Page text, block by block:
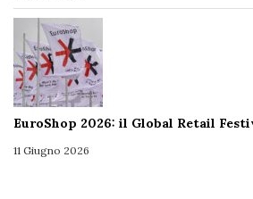
EuroShop 2026: il Global Retail
11 Giugno 2026